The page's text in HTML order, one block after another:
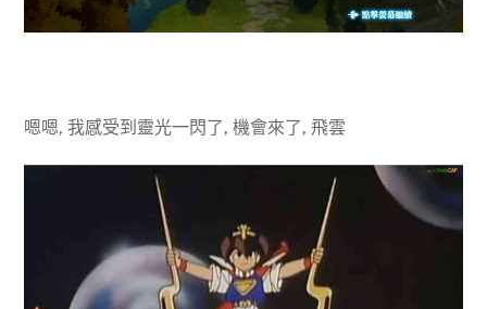
嗯嗯, 我感受到靈光一閃了, 機會來了, 飛雲